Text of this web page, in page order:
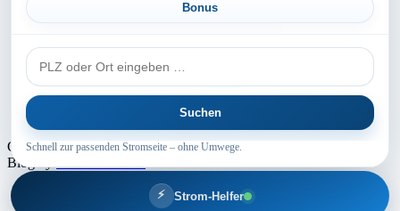
Aktuelle Strompreise in 66111 Saarbrücken
Aktuelle Strompreise in 21368 Dahlenburg
Aktuelle Strompreise in 48317 Drensteinfurt
Copyright © 2024 - 2026 INTERMEDIA GROUP - Theme Marsh
Blog by
⚡ Strom-Helfer
Bonus
PLZ
oder
Ort
Suchen
Schnell zur passenden Stromseite – ohne Umwege.